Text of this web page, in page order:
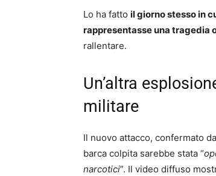
Lo ha fatto il giorno stesso in
rappresentasse una tragedia
rallentare.
Un’altra
militare
Il nuovo attacco, confermato
barca colpita sarebbe stata “
narcotici”. Il video diffuso